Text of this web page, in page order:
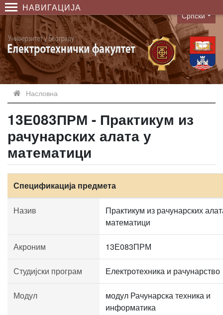
НАВИГАЦИЈА
Language
Српски
Насловна
13Е083ПРМ - Практикум из
рачунарских алата у
математици
Спецификација предмета
Назив
Практикум из рачунарских
математици
Акроним 13Е083ПРМ
Студијски програм Електротехника и рачунарство
Модул
модул Рачунарска техника и
информатика